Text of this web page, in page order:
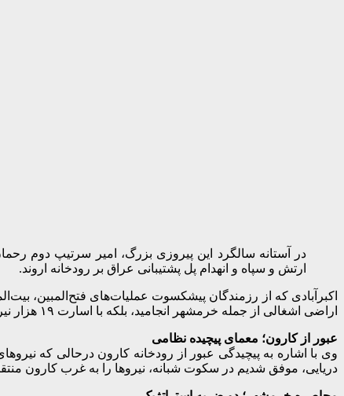
در آستانه سالگرد این پیروزی بزرگ، امیر سرتیپ دوم
ارتش و سپاه و انهدام پل پشتیبانی عراق بر رودخانه اروند.
اراضی اشغالی از جمله خرمشهر انجامید، بلکه با اسارت ۱۹ هزار نیروی دشمن، ضربه‌ای مهلک به ارتش عراق وارد کرد.»
عبور از کارون؛ معمای پیچیده نظامی
دریایی، موفق شدیم در سکوت شبانه، نیروها را به غرب کارون